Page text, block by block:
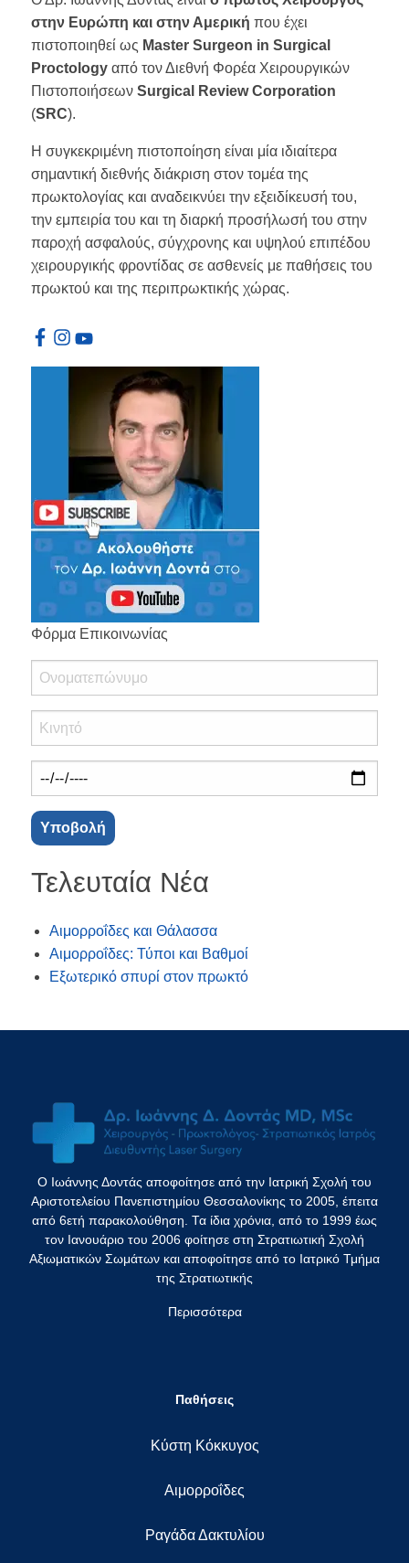
στην Ευρώπη και στην Αμερική που έχει
πιστοποιηθεί ως Master Surgeon in Surgical
Proctology από τον Διεθνή Φορέα Χειρουργικών
Πιστοποιήσεων Surgical Review Corporation
(SRC).
Η συγκεκριμένη πιστοποίηση είναι μία ιδιαίτερα
σημαντική διεθνής διάκριση στον τομέα της
πρωκτολογίας και αναδεικνύει την εξειδίκευσή του,
την εμπειρία του και τη διαρκή προσήλωσή του στην
παροχή ασφαλούς, σύγχρονης και υψηλού επιπέδου
χειρουργικής φροντίδας σε ασθενείς με παθήσεις του
πρωκτού και της περιπρωκτικής χώρας.
Φόρμα Επικοινωνίας
Τελευταία Νέα
Αιμορροΐδες και Θάλασσα
Αιμορροΐδες: Τύποι και Βαθμοί
Εξωτερικό σπυρί στον πρωκτό
Ο Ιωάννης Δοντάς αποφοίτησε από την Ιατρική Σχολή του
Αριστοτελείου Πανεπιστημίου Θεσσαλονίκης το 2005, έπειτα
από 6ετή παρακολούθηση. Τα ίδια χρόνια, από το 1999 έως
τον Ιανουάριο του 2006 φοίτησε στη Στρατιωτική Σχολή
Αξιωματικών Σωμάτων και αποφοίτησε από το Ιατρικό Τμήμα
της Στρατιωτικής
Περισσότερα
Παθήσεις
Κύστη Κόκκυγος
Αιμορροΐδες
Ραγάδα Δακτυλίου